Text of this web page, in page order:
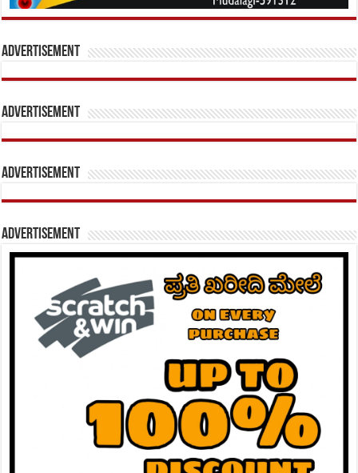
Advertisement
Advertisement
Advertisement
Advertisement